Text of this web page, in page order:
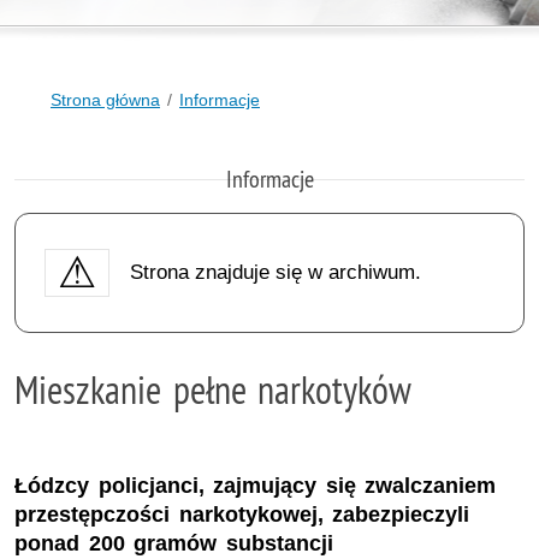
Strona główna Informacje
Informacje
Strona znajduje się w archiwum.
Mieszkanie pełne narkotyków
Łódzcy policjanci, zajmujący się zwalczaniem
przestępczości narkotykowej, zabezpieczyli
ponad 200 gramów substancji